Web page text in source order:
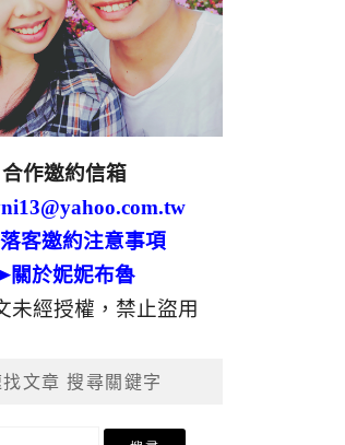
合作邀約信箱
客邀約注意事項
關於妮妮布魯
未經授權，禁止盜用
文章 搜尋關鍵字